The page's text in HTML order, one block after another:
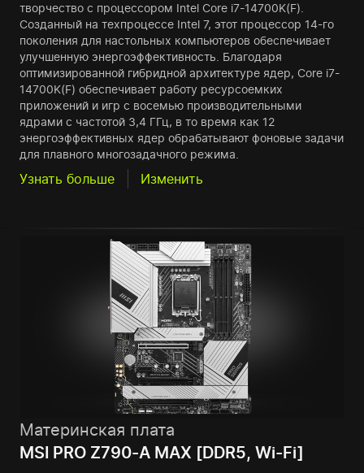
творчество с процессором Intel Core i7-14700K(F).
Созданный на техпроцессе Intel 7, этот процессор 14-го
поколения для настольных компьютеров обеспечивает
улучшенную энергоэффективность. Благодаря
оптимизированной гибридной архитектуре ядер, Core i7-
14700K(F) обеспечивает работу ресурсоемких
приложений и игр с восемью производительными
ядрами с частотой 3,4 ГГц, в то время как 12
энергоэффективных ядер обрабатывают фоновые задачи
для плавного многозадачного режима.
Узнать больше Изменить
Материнская плата
MSI PRO Z790-A MAX [DDR5, Wi-Fi]